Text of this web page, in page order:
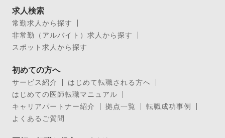
求人検索
常勤求人から探す
非常勤（アルバイト）求人から探す
スポット求人から探す
初めての方へ
サービス紹介
はじめて転職される方へ
はじめての医師転職マニュアル
キャリアパートナー紹介
拠点一覧
転職成功事例
よくあるご質問